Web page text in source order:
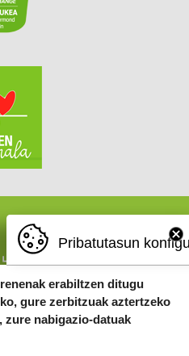
Pribatutasun
erabiltzen ditugu
gure zerbitzuak aztertzeko
zure nabigazio-datuak